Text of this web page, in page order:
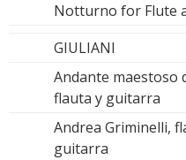
Notturno for Flute
GIULIANI
Andante maestoso
flauta y guitarra
Andrea Griminelli,
guitarra